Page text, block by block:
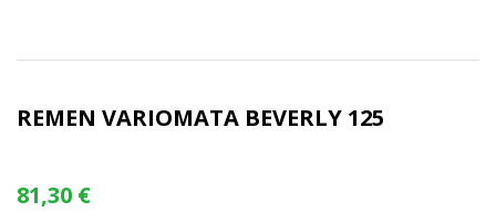
REMEN VARIOMATA BEVERLY 125
81,30 €